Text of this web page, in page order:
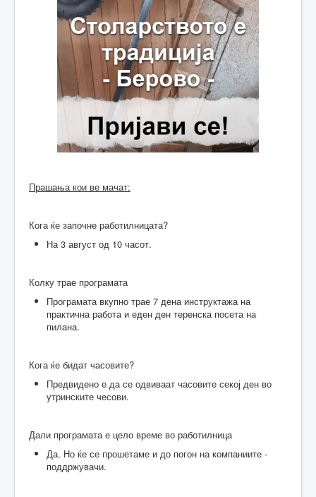
Прашања кои ве мачат:
Кога ќе започне работилницата?
На 3 август од 10 часот.
Колку трае програмата
Програмата вкупно трае 7 дена инструктажа на
практична работа и еден ден теренска посета на
пилана.
Кога ќе бидат часовите?
Предвидено е да се одвиваат часовите секој ден во
утринските чесови.
Дали програмата е цело време во работилница
Да. Но ќе се прошетаме и до погон на компаниите -
поддржувачи.